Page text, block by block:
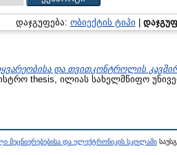
დაჯგუფება: ობიექტის ტიპი
და თვითკონტროლის
thesis, ილიას სახელმწიფო
მეცნიერებებისა და ელექტრონიკის სკოლაში